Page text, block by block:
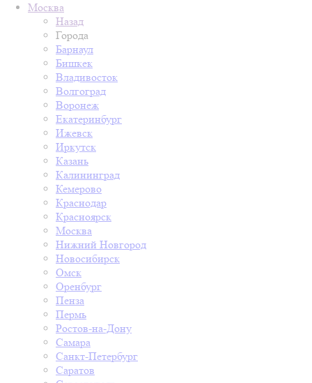
Москва
Назад
Города
Барнаул
Бишкек
Владивосток
Волгоград
Воронеж
Екатеринбург
Ижевск
Иркутск
Казань
Калининград
Кемерово
Краснодар
Красноярск
Москва
Нижний Новгород
Новосибирск
Омск
Оренбург
Пенза
Пермь
Ростов-на-Дону
Самара
Санкт-Петербург
Саратов